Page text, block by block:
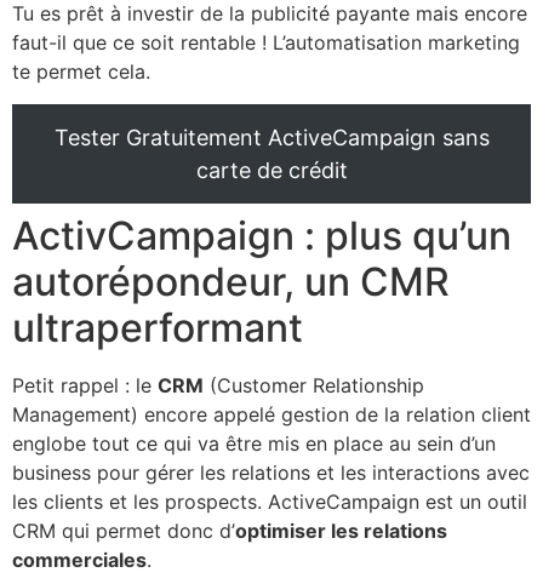
Tu es prêt à investir de la publicité payante mais encore
faut-il que ce soit rentable ! L’automatisation marketing
te permet cela.
Tester Gratuitement ActiveCampaign sans
carte de crédit
ActivCampaign : plus qu’un
autorépondeur, un CMR
ultraperformant
Petit rappel : le CRM (Customer Relationship
Management) encore appelé gestion de la relation client
englobe tout ce qui va être mis en place au sein d’un
business pour gérer les relations et les interactions avec
les clients et les prospects. ActiveCampaign est un outil
CRM qui permet donc d’optimiser les relations
commerciales.